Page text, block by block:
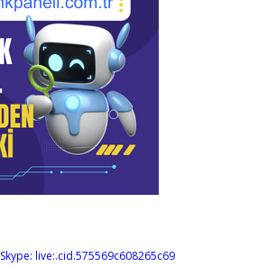
Skype: live:.cid.575569c608265c69